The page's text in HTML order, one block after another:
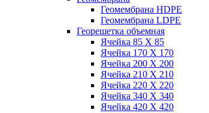
Геомембрана HDPE
Геомембрана LDPE
Георешетка объемная
Ячейка 85 Х 85
Ячейка 170 Х 170
Ячейка 200 Х 200
Ячейка 210 Х 210
Ячейка 220 Х 220
Ячейка 340 Х 340
Ячейка 420 Х 420